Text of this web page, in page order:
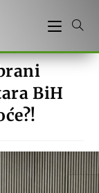
BiH